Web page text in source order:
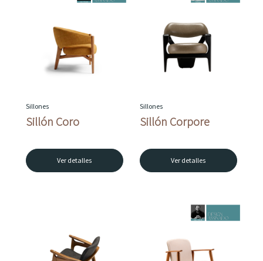
Sillones
Sillón Coro
Ver detalles
Sillones
Sillón Corpore
Ver detalles